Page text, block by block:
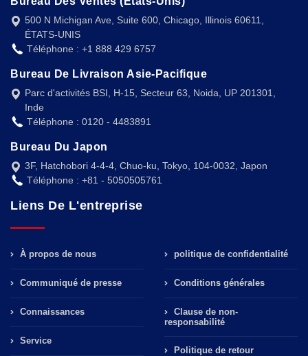
500 N Michigan Ave, Suite 600, Chicago, Illinois 60611,
ÉTATS-UNIS
Téléphone : +1 888 429 6757
Bureau De Livraison Asie-Pacifique
Parc d'activités BSI, H-15, Secteur 63, Noida, UP 201301,
Inde
Téléphone : 0120 - 4483891
Bureau Du Japon
3F, Hatchobori 4-4-4, Chuo-ku, Tokyo, 104-0032, Japon
Téléphone : +81 - 5050505761
Liens De L'entreprise
À propos de nous
Communiqué de presse
Connaissances
Service
politique de confidentialité
Conditions générales
Clause de non-
responsabilité
Politique de retour